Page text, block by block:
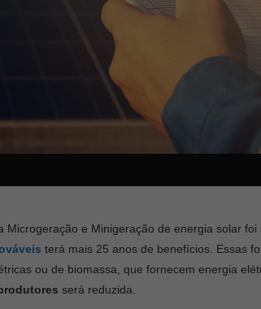
e Minigeração de energia solar foi
terá mais 25 anos de benefícios. Essas
ou de biomassa, que fornecem energia
será reduzida.